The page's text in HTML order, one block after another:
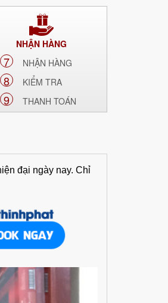
NHẬN HÀNG
7 NHẬN HÀNG
8 KIỂM TRA
9 THANH TOÁN
đại ngày nay. Chỉ